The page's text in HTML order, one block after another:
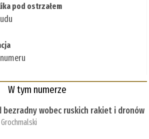
pod ostrzałem
W tym numerze
bezradny wobec ruskich rakiet i dronów